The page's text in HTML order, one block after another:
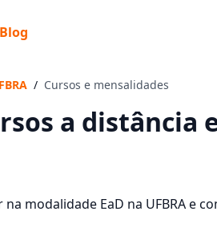
Blog
ideal para seus estudos
/ Cursos e mensalidades
a distância
modalidade EaD na UFBRA e